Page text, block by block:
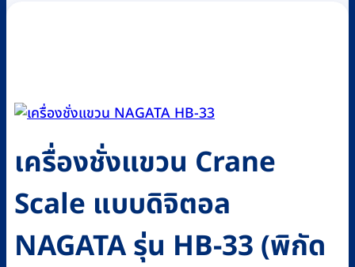
เครื่องชั่งแขวน Crane
Scale แบบดิจิตอล
NAGATA รุ่น HB-33 (พิกัด